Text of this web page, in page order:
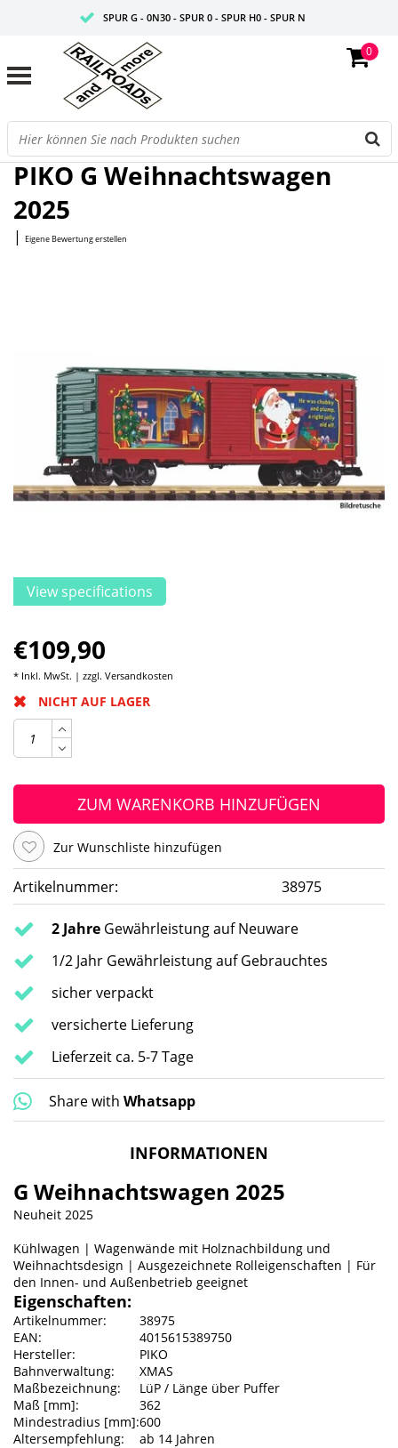
SPUR G - 0N30 - SPUR 0 - SPUR H0 - SPUR N
0
Startseite/G Weihnachtswagen 2025
PIKO G Weihnachtswagen
2025
| Eigene Bewertung erstellen
View specifications
€109,90
* Inkl. MwSt. | zzgl. Versandkosten
NICHT AUF LAGER
ZUM WARENKORB HINZUFÜGEN
Zur Wunschliste hinzufügen
Artikelnummer: 38975
2 Jahre Gewährleistung auf Neuware
1/2 Jahr Gewährleistung auf Gebrauchtes
sicher verpackt
versicherte Lieferung
Lieferzeit ca. 5-7 Tage
Share with Whatsapp
INFORMATIONEN
G Weihnachtswagen 2025
Neuheit 2025
Kühlwagen | Wagenwände mit Holznachbildung und
Weihnachtsdesign | Ausgezeichnete Rolleigenschaften | Für
den Innen- und Außenbetrieb geeignet
Eigenschaften:
Artikelnummer:
38975
EAN:
4015615389750
Hersteller:
PIKO
Bahnverwaltung:
XMAS
Maßbezeichnung:
LüP / Länge über Puffer
Maß [mm]:
362
Mindestradius [mm]:600
Altersempfehlung:
ab 14 Jahren